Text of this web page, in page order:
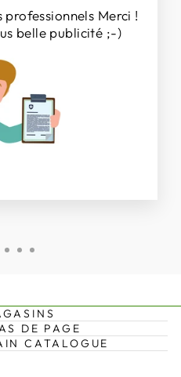
Merci !
belle publicité ;-)
DE PAGE
CATALOGUE